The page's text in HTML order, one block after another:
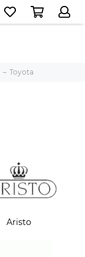
Toyota
Aristo